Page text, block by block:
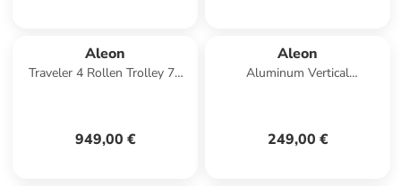
Aleon
Traveler 4 Rollen Trolley 77
949,00 €
Aleon
Aluminum Vertical
249,00 €